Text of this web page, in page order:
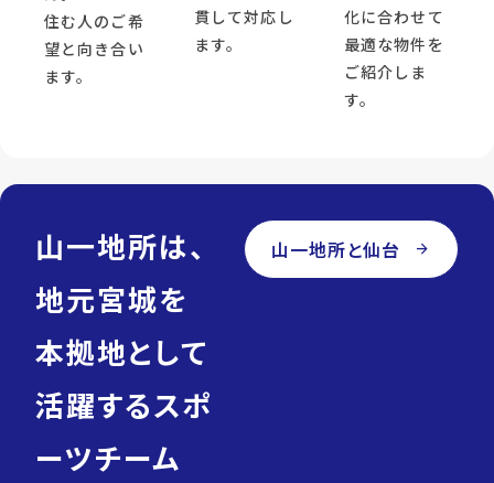
住む人のご希
望と向き合い
ます。
貫して対応し
ます。
化に合わせて
最適な物件を
ご紹介しま
す。
山一地所は、
地元宮城を
本拠地として
活躍するスポ
ーツチーム
山一地所と仙台 arrow_forward